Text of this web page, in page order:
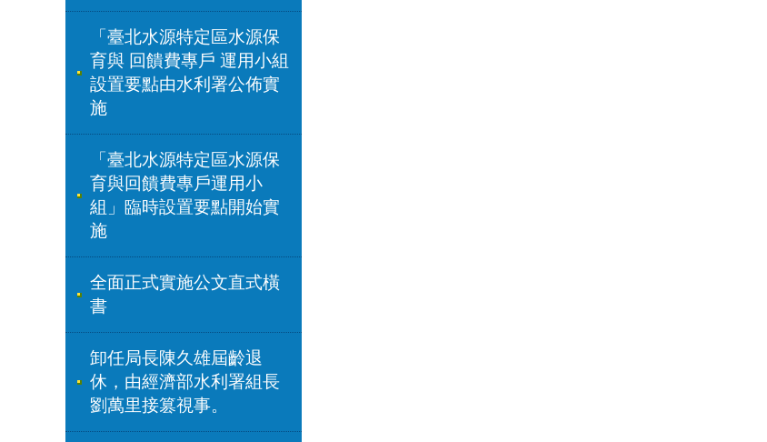
「臺北水源特定區水源保
育與 回饋費專戶 運用小組
設置要點由水利署公佈實
施
「臺北水源特定區水源保
育與回饋費專戶運用小
組」臨時設置要點開始實
施
全面正式實施公文直式橫
書
卸任局長陳久雄屆齡退
休，由經濟部水利署組長
劉萬里接篡視事。